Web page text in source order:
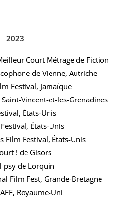
2023
Court Métrage de Fiction
de Vienne, Autriche
Festival, Jamaïque
Vincent-et-les-Grenadines
États-Unis
États-Unis
Film Festival, États-Unis
! de Gisors
psy de Lorquin
Film Fest, Grande-Bretagne
Royaume-Uni